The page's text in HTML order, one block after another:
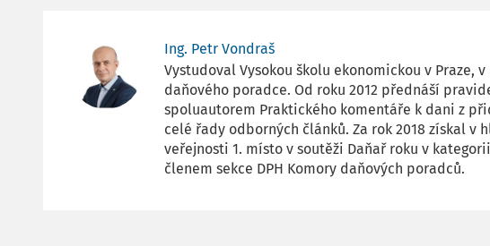
Ing. Petr Vondraš
Vystudoval Vysokou školu ekonomickou v Praze,
daňového poradce. Od roku 2012 přednáší
spoluautorem Praktického komentáře k dani z
celé řady odborných článků. Za rok 2018 získal v
veřejnosti 1. místo v soutěži Daňař roku v
členem sekce DPH Komory daňových poradců.